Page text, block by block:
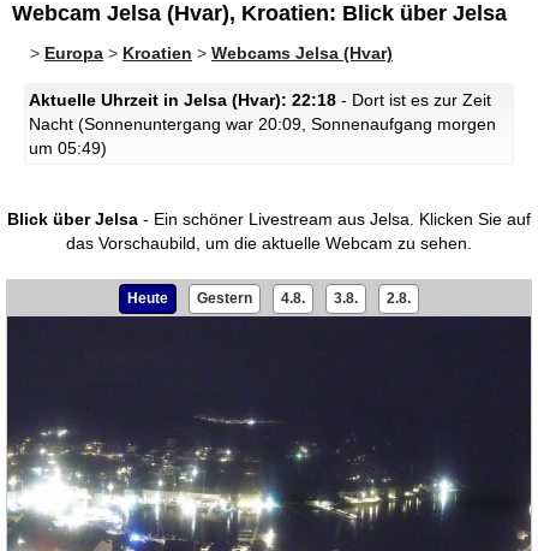
Webcam Jelsa (Hvar), Kroatien: Blick über Jelsa
> Europa > Kroatien > Webcams Jelsa (Hvar)
Aktuelle Uhrzeit in Jelsa (Hvar): 22:18 - Dort ist es zur Zeit
Nacht (Sonnenuntergang war 20:09, Sonnenaufgang morgen
um 05:49)
Blick über Jelsa - Ein schöner Livestream aus Jelsa.
Klicken Sie auf
das Vorschaubild, um die aktuelle Webcam zu sehen.
Heute Gestern 4.8. 3.8. 2.8.